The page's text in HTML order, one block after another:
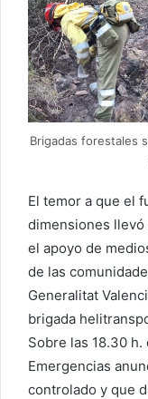
Brigadas forestales
El temor a que el
dimensiones llevó
el apoyo de
de las
Generalitat
brigada
Sobre las 18.30
Emergencias
controlado y que